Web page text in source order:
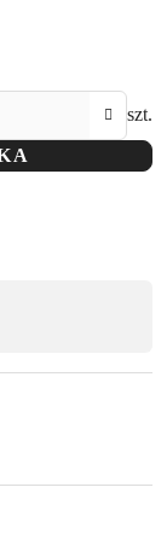
szt.